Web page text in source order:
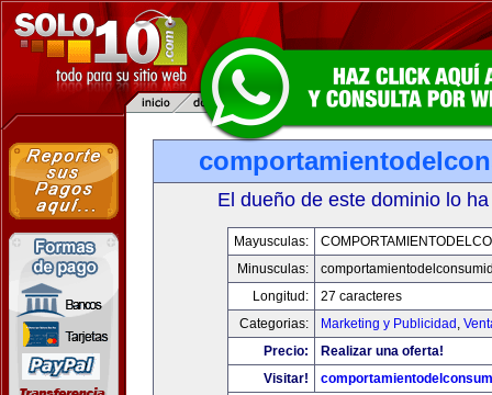
El dueño de este dominio lo
Mayusculas:
Minusculas:
Longitud:
27 caracteres
Categorias:
Marketing y Publicidad ,
Precio:
Realizar una oferta!
Visitar!